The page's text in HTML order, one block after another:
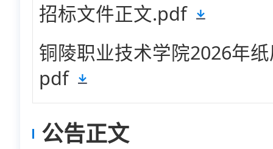
招标文件正文.pdf
铜陵职业技术学院2026年
pdf
公告正文